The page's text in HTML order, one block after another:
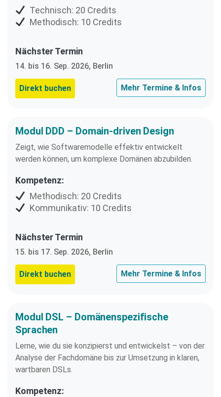
Technisch: 20 Credits
Methodisch: 10 Credits
Nächster Termin
14. bis 16. Sep. 2026, Berlin
Direkt buchen Mehr Termine & Infos
Modul DDD – Domain-driven Design
Zeigt, wie Softwaremodelle effektiv entwickelt
werden können, um komplexe Domänen abzubilden.
Kompetenz:
Methodisch: 20 Credits
Kommunikativ: 10 Credits
Nächster Termin
15. bis 17. Sep. 2026, Berlin
Direkt buchen Mehr Termine & Infos
Modul DSL – Domänenspezifische
Sprachen
Lerne, wie du sie konzipierst und entwickelst – von der
Analyse der Fachdomäne bis zur Umsetzung in klaren,
wartbaren DSLs.
Kompetenz: